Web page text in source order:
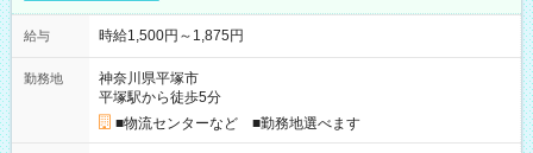
給与 時給1,500円～1,875円
勤務地
神奈川県平塚市
平塚駅から徒歩5分
■物流センターなど ■勤務地選べます